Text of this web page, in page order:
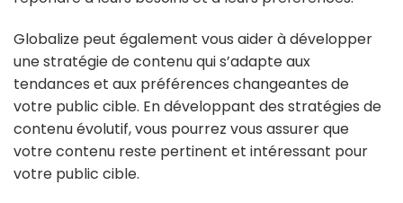
Globalize peut également vous aider à développer
une stratégie de contenu qui s’adapte aux
tendances et aux préférences changeantes de
votre public cible. En développant des stratégies de
contenu évolutif, vous pourrez vous assurer que
votre contenu reste pertinent et intéressant pour
votre public cible.